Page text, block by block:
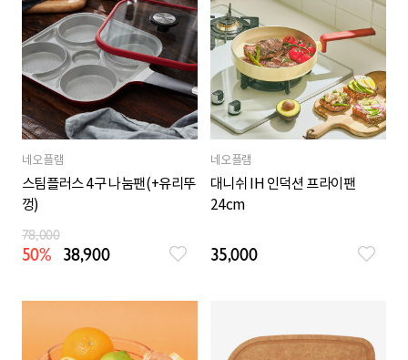
네오플램
스팀플러스 4구 나눔팬(+유리뚜
껑)
78,000
50% 38,900
네오플램
대니쉬 IH 인덕션 프라이팬
24cm
35,000